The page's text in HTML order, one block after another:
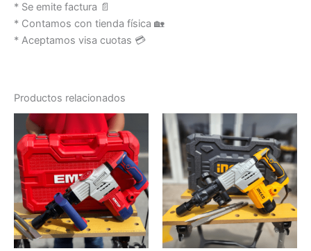
* Se emite factura 📄
* Contamos con tienda física 🏡
* Aceptamos visa cuotas 💳
Productos relacionados